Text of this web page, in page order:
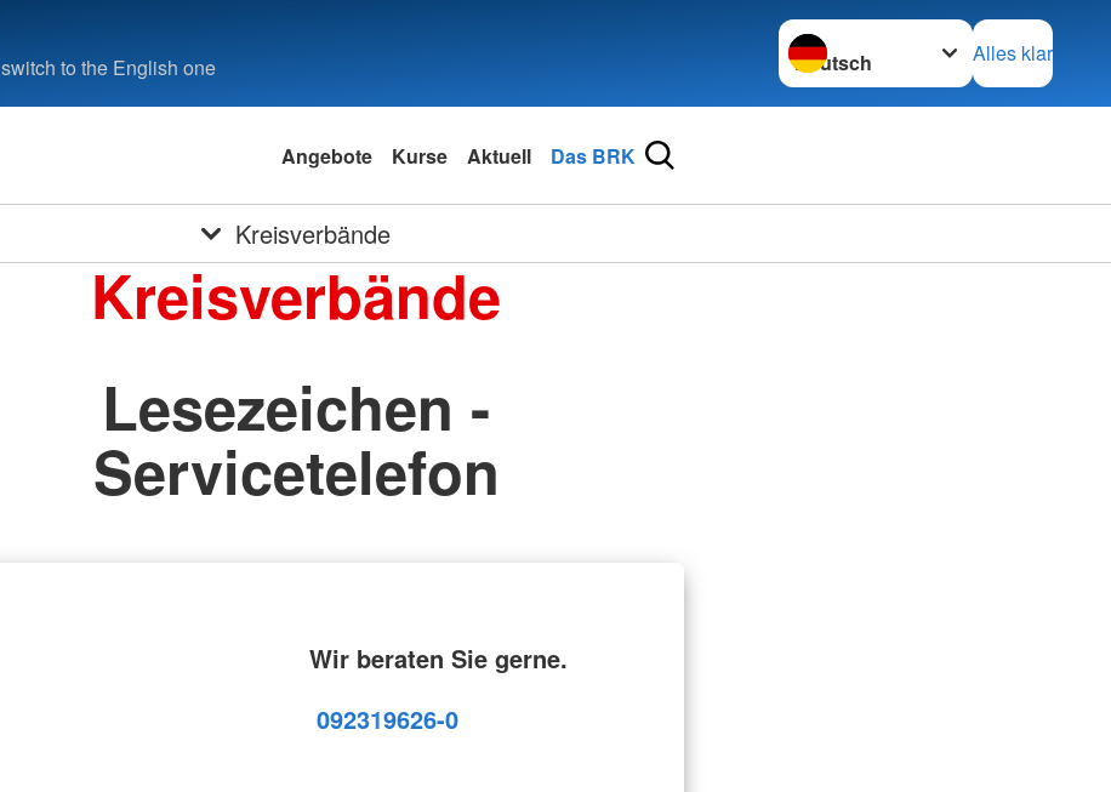
to the English one
Sprache wechseln zu
Alles klar
Angebote Kurse Aktuell Das BRK
Kreisverbände
Kreisverbände
Lesezeichen -
Servicetelefon
Wir beraten Sie gerne.
092319626-0